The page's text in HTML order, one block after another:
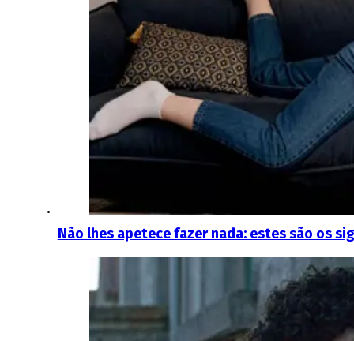
Não lhes apetece fazer nada: estes são os